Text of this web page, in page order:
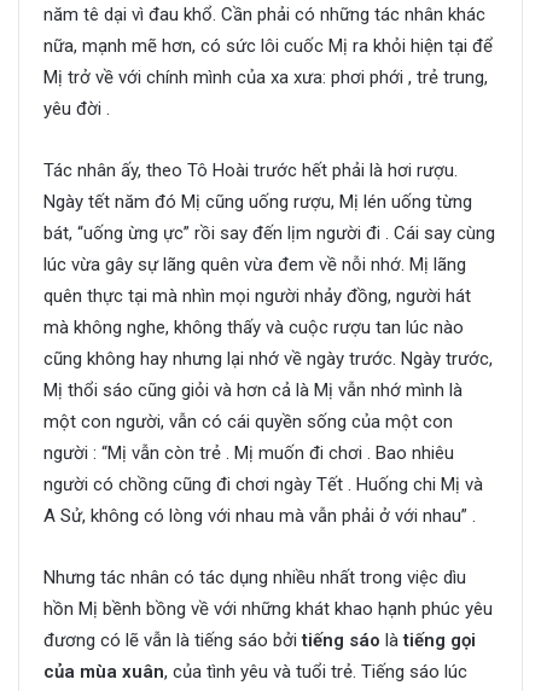
năm tê dại vì đau khổ. Cần phải có những tác nhân khác
nữa, mạnh mẽ hơn, có sức lôi cuốc Mị ra khỏi hiện tại để
Mị trở về với chính mình của xa xưa: phơi phới , trẻ trung,
yêu đời .
Tác nhân ấy, theo Tô Hoài trước hết phải là hơi rượu.
Ngày tết năm đó Mị cũng uống rượu, Mị lén uống từng
bát, “uống ừng ực” rồi say đến lịm người đi . Cái say cùng
lúc vừa gây sự lãng quên vừa đem về nỗi nhớ. Mị lãng
quên thực tại mà nhìn mọi người nhảy đồng, người hát
mà không nghe, không thấy và cuộc rượu tan lúc nào
cũng không hay nhưng lại nhớ về ngày trước. Ngày trước,
Mị thổi sáo cũng giỏi và hơn cả là Mị vẫn nhớ mình là
một con người, vẫn có cái quyền sống của một con
người : “Mị vẫn còn trẻ . Mị muốn đi chơi . Bao nhiêu
người có chồng cũng đi chơi ngày Tết . Huống chi Mị và
A Sử, không có lòng với nhau mà vẫn phải ở với nhau” .
Nhưng tác nhân có tác dụng nhiều nhất trong việc dìu
hồn Mị bềnh bồng về với những khát khao hạnh phúc yêu
đương có lẽ vẫn là tiếng sáo bởi tiếng sáo làtiếng gọi
của mùa xuân, của tình yêu và tuổi trẻ. Tiếng sáo lúc